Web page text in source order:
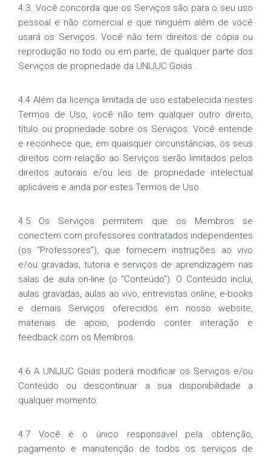
4.3. Você concorda que os Serviços são para o seu uso
pessoal e não comercial e que ninguém além de você
usará os Serviços. Você não tem direitos de cópia ou
reprodução no todo ou em parte, de qualquer parte dos
Serviços de propriedade da UNIJUC Goiás .
4.4 Além da licença limitada de uso estabelecida nestes
Termos de Uso, você não tem qualquer outro direito,
título ou propriedade sobre os Serviços. Você entende
e reconhece que, em quaisquer circunstâncias, os seus
direitos com relação ao Serviços serão limitados pelos
direitos autorais e/ou leis de propriedade intelectual
aplicáveis e ainda por estes Termos de Uso.
4.5 Os Serviços permitem que os Membros se
conectem com professores contratados independentes
(os “Professores”), que fornecem instruções ao vivo
e/ou gravadas, tutoria e serviços de aprendizagem nas
salas de aula on-line (o “Conteúdo”). O Conteúdo inclui,
aulas gravadas, aulas ao vivo, entrevistas online, e-books
e demais Serviços oferecidos em nosso website,
materiais de apoio, podendo conter interação e
feedback com os Membros.
4.6 A UNIJUC Goiás poderá modificar os Serviços e/ou
Conteúdo ou descontinuar a sua disponibilidade a
qualquer momento.
4.7 Você é o único responsável pela obtenção,
pagamento e manutenção de todos os serviços de